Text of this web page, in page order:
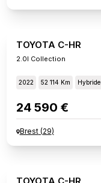
TOYOTA C-HR
2.0l Collection
2022 52 114 Km Hybride
24 590 €
Brest(29)